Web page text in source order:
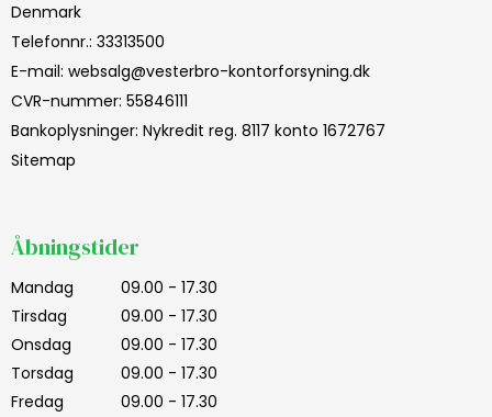
Denmark
Telefonnr.: 33313500
E-mail: websalg@vesterbro-kontorforsyning.dk
CVR-nummer: 55846111
Bankoplysninger: Nykredit reg. 8117 konto 1672767
Sitemap
Åbningstider
Mandag
09.00 - 17.30
Tirsdag
09.00 - 17.30
Onsdag
09.00 - 17.30
Torsdag
09.00 - 17.30
Fredag
09.00 - 17.30